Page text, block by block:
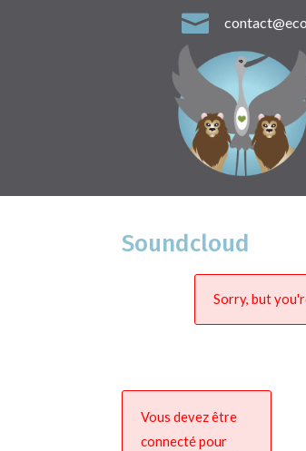

Soundcloud
Sorry, but
Vous devez être
connecté pour